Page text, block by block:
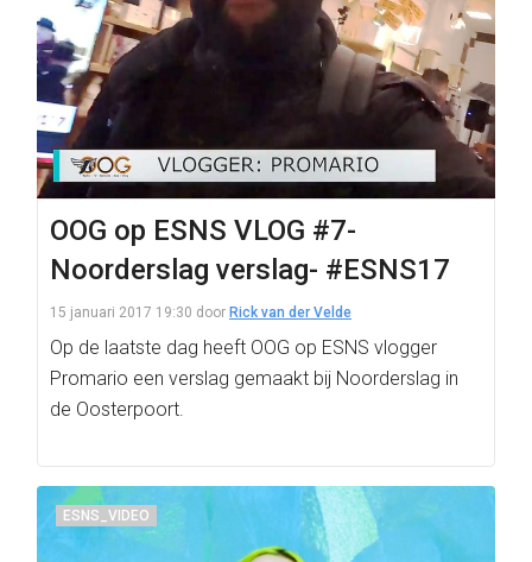
OOG op ESNS VLOG #7-
Noorderslag verslag- #ESNS17
15 januari 2017 19:30 door Rick van der Velde
Op de laatste dag heeft OOG op ESNS vlogger
Promario een verslag gemaakt bij Noorderslag in
de Oosterpoort.
ESNS_VIDEO